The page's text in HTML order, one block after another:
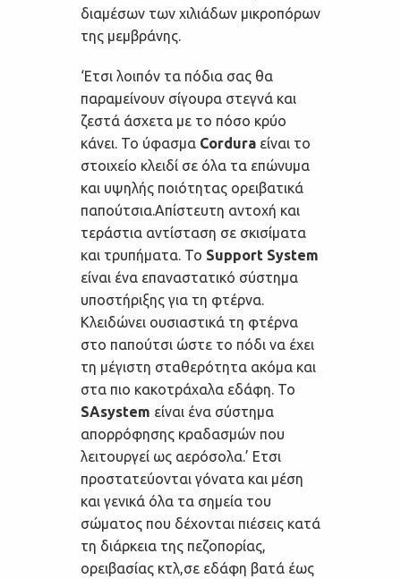
διαμέσων των χιλιάδων μικροπόρων
της μεμβράνης.
‘Ετσι λοιπόν τα πόδια σας θα
παραμείνουν σίγουρα στεγνά και
ζεστά άσχετα με το πόσο κρύο
κάνει. Το ύφασμα Cordura είναι το
στοιχείο κλειδί σε όλα τα επώνυμα
και υψηλής ποιότητας ορειβατικά
παπούτσια.Απίστευτη αντοχή και
τεράστια αντίσταση σε σκισίματα
και τρυπήματα. Το Support System
είναι ένα επαναστατικό σύστημα
υποστήριξης για τη φτέρνα.
Κλειδώνει ουσιαστικά τη φτέρνα
στο παπούτσι ώστε το πόδι να έχει
τη μέγιστη σταθερότητα ακόμα και
στα πιο κακοτράχαλα εδάφη. Το
SAsystem είναι ένα σύστημα
απορρόφησης κραδασμών που
λειτουργεί ως αερόσολα.’ Ετσι
προστατεύονται γόνατα και μέση
και γενικά όλα τα σημεία του
σώματος που δέχονται πιέσεις κατά
τη διάρκεια της πεζοπορίας,
ορειβασίας κτλ,σε εδάφη βατά έως